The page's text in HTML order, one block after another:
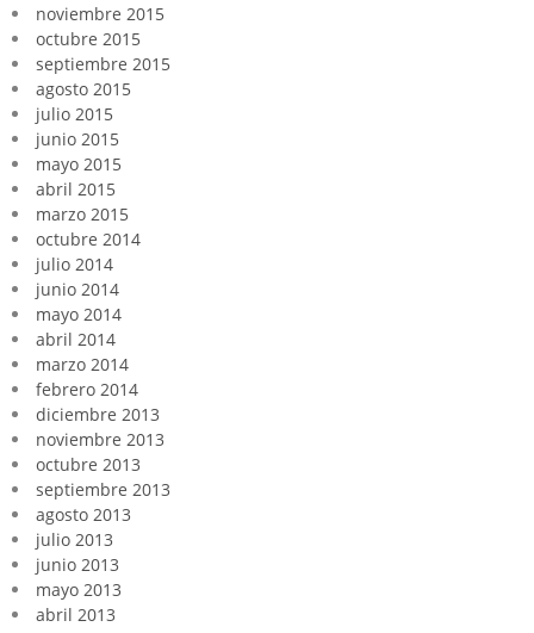
noviembre 2015
octubre 2015
septiembre 2015
agosto 2015
julio 2015
junio 2015
mayo 2015
abril 2015
marzo 2015
octubre 2014
julio 2014
junio 2014
mayo 2014
abril 2014
marzo 2014
febrero 2014
diciembre 2013
noviembre 2013
octubre 2013
septiembre 2013
agosto 2013
julio 2013
junio 2013
mayo 2013
abril 2013